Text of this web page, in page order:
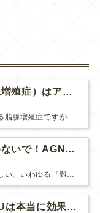
難治性イボ（脂腺増殖症）はアグネスAGNESが効果的です！
難治性いぼに分類される脂腺増殖症ですが、脂腺増殖症はAGNESアグネスにとても良く反応して、きれいに治すことができます。 ↑ 脂腺増殖症をアグネスAGNESで３回治療した1ヶ月後の写真です。...
脂腺増殖症は諦めないで！AGNESアグネス治療でツルツル肌に！
脂腺増殖症は治療が難しい、いわゆる『難治性イボ』です。 脂腺増殖症でググると、治療法として液体窒素、メスやパンチングによる外科的切除、炭酸ガスレーザーなどが出て来ますが、実際のところ、液体窒...
話題のハイフHIFUは本当に効果があるのか？